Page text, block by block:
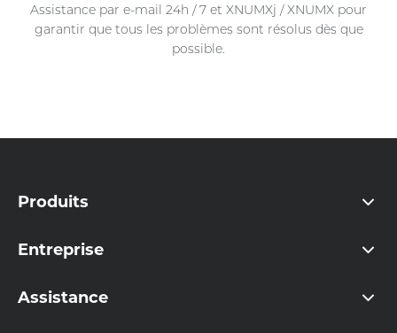
Assistance par e-mail 24h / 7 et XNUMXj / XNUMX pour
garantir que tous les problèmes sont résolus dès que
possible.
Produits
Entreprise
Assistance